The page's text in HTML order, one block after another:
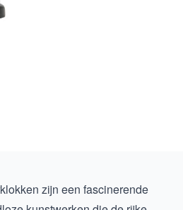
verkoperspagina van
zijn een fascinerende